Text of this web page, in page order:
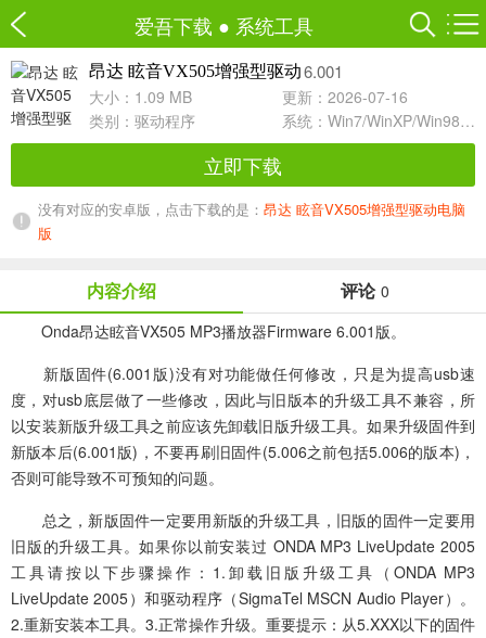
爱吾下载 ● 系统工具
昂达 眩音VX505增强型驱动6.001
大小：1.09 MB
更新：2026-07-16
类别： 驱动程序 系统：Win7/WinXP/Win98/Win8/Win10兼容软件
立即下载
没有对应的安卓版，点击下载的是： 昂达 眩音VX505增强型驱动电脑
版
内容介绍 评论 0
Onda昂达眩音VX505 MP3播放器Firmware 6.001版。
新版固件(6.001版)没有对功能做任何修改，只是为提高usb速
度，对usb底层做了一些修改，因此与旧版本的升级工具不兼容，所
以安装新版升级工具之前应该先卸载旧版升级工具。如果升级固件到
新版本后(6.001版)，不要再刷旧固件(5.006之前包括5.006的版本)，
否则可能导致不可预知的问题。
总之，新版固件一定要用新版的升级工具，旧版的固件一定要用
旧版的升级工具。如果你以前安装过 ONDA MP3 LiveUpdate 2005
工具请按以下步骤操作：1.卸载旧版升级工具（ONDA MP3
LiveUpdate 2005）和驱动程序（SigmaTel MSCN Audio Player）。
2.重新安装本工具。3.正常操作升级。重要提示：从5.XXX以下的固件